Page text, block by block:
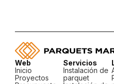
Web
Inicio
Proyectos
Servicios
Instalación de
parquet